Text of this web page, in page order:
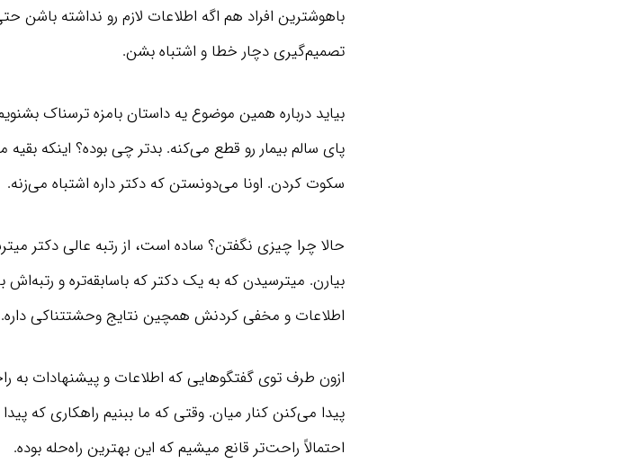
باهوشترین افراد هم اگه اطلاعات لازم رو نداشته
تصمیم‌گیری دچار خطا و اشتباه بشن.
بیاید درباره همین موضوع یه داستان بامزه ترسناک
پای سالم بیمار رو قطع می‌کنه. بدتر چی بوده؟ اینکه
سکوت کردن. اونا می‌دونستن که دکتر داره اشتباه می‌زنه.
حالا چرا چیزی نگفتن؟ ساده‌ است، از رتبه عالی دکتر
بیارن. میترسیدن که به یک دکتر که باسابقه‌تره و
اطلاعات و مخفی کردنش همچین نتایج وحشتتناکی داره.
ازون طرف توی گفتگوهایی که اطلاعات و پیشنهادات به
پیدا می‌کنن کنار میان. وقتی که ما ببنیم راهکاری که
احتمالاً راحت‌تر قانع میشیم که این بهترین راه‌حله بوده.